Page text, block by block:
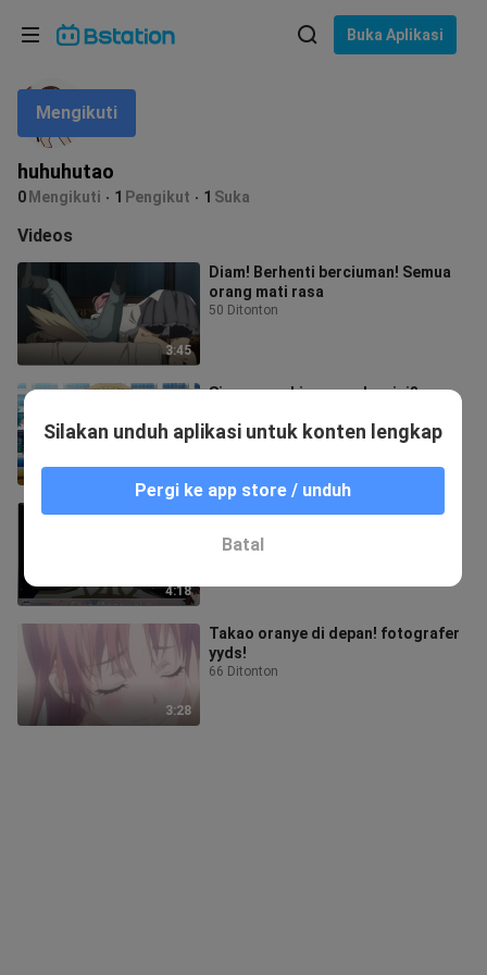
Buka Aplikasi
huhuhutao
0 Mengikuti 1 Pengikut 1 Suka
Mengikuti
Videos
3:45
Diam! Berhenti berciuman! Semua
orang mati rasa
50 Ditonton
3:14
Siapa yang bisa menahan ini?
4:18
Ayo bayonet bersamaku, bung
3:28
Takao oranye di depan! fotografer
yyds!
66 Ditonton
Silakan unduh aplikasi untuk konten lengkap
Pergi ke app store / unduh
Batal
Bahasa: Bahasa Indonesia
Pilih bahasa
English
ภาษาไทย
Tiếng Việt
Bahasa Melayu